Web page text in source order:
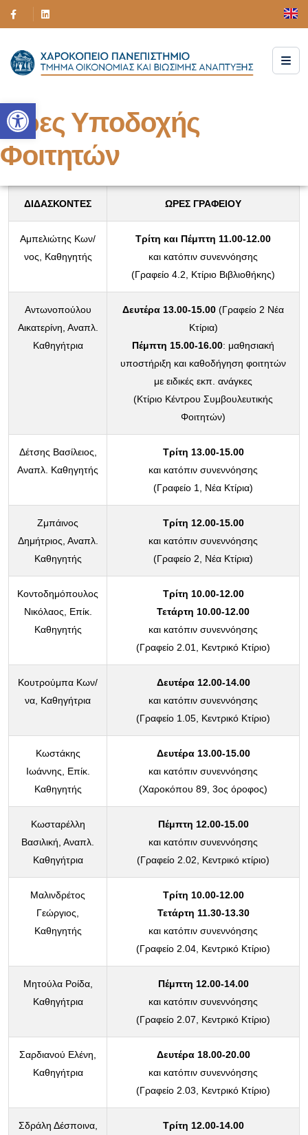
Ανοίξτε τη γραμμή εργαλείων
Ώρες Υποδοχής
Φοιτητών
ΔΙΔΑΣΚΟΝΤΕΣ ΩΡΕΣ ΓΡΑΦΕΙΟΥ
Αμπελιώτης Κων/
νος, Καθηγητής
Τρίτη και Πέμπτη 11.00-12.00
και κατόπιν συνεννόησης
(Γραφείο 4.2, Κτίριο Βιβλιοθήκης)
Αντωνοπούλου
Αικατερίνη, Αναπλ.
Καθηγήτρια
Δευτέρα 13.00-15.00 (Γραφείο 2 Νέα
Κτίρια)
Πέμπτη 15.00-16.00: μαθησιακή
υποστήριξη και καθοδήγηση φοιτητών
με ειδικές εκπ. ανάγκες
(Κτίριο Κέντρου Συμβουλευτικής
Φοιτητών)
Δέτσης Βασίλειος,
Αναπλ. Καθηγητής
Τρίτη 13.00-15.00
και κατόπιν συνεννόησης
(Γραφείο 1, Νέα Κτίρια)
Ζμπάινος
Δημήτριος, Αναπλ.
Καθηγητής
Τρίτη 12.00-15.00
και κατόπιν συνεννόησης
(Γραφείο 2, Νέα Κτίρια)
Κοντοδημόπουλος
Νικόλαος, Επίκ.
Καθηγητής
Τρίτη 10.00-12.00
Τετάρτη 10.00-12.00
και κατόπιν συνεννόησης
(Γραφείο 2.01, Κεντρικό Κτίριο)
Κουτρούμπα Κων/
να, Καθηγήτρια
Δευτέρα 12.00-14.00
και κατόπιν συνεννόησης
(Γραφείο 1.05, Κεντρικό Κτίριο)
Κωστάκης
Ιωάννης, Επίκ.
Καθηγητής
Δευτέρα 13.00-15.00
και κατόπιν συνεννόησης
(Χαροκόπου 89, 3ος όροφος)
Κωσταρέλλη
Βασιλική, Αναπλ.
Καθηγήτρια
Πέμπτη 12.00-15.00
και κατόπιν συνεννόησης
(Γραφείο 2.02, Κεντρικό κτίριο)
Μαλινδρέτος
Γεώργιος,
Καθηγητής
Τρίτη 10.00-12.00
Τετάρτη 11.30-13.30
και κατόπιν συνεννόησης
(Γραφείο 2.04, Κεντρικό Κτίριο)
Μητούλα Ροίδα,
Καθηγήτρια
Πέμπτη 12.00-14.00
και κατόπιν συνεννόησης
(Γραφείο 2.07, Κεντρικό Κτίριο)
Σαρδιανού Ελένη,
Καθηγήτρια
Δευτέρα 18.00-20.00
και κατόπιν συνεννόησης
(Γραφείο 2.03, Κεντρικό Κτίριο)
Σδράλη Δέσποινα,
Τρίτη 12.00-14.00